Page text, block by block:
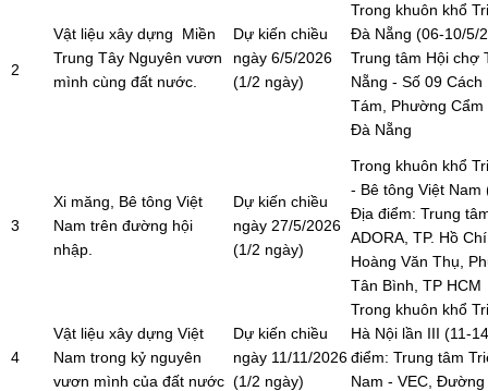
2
Vật liệu xây dựng Miền
Trung Tây Nguyên vươn
mình cùng đất nước.
Dự kiến chiều
ngày 6/5/2026
(1/2 ngày)
Trong khuôn khổ
Đà Nẵng (06-10/5/
Trung tâm Hội chợ
Nẵng - Số 09
Tám, Phường
Đà Nẵng
3
Xi măng, Bê tông Việt
Nam trên đường hội
nhập.
Dự kiến chiều
ngày 27/5/2026
(1/2 ngày)
Trong khuôn khổ
- Bê tông Việt Nam
Địa điểm: Trung
ADORA, TP. Hồ
Hoàng Văn Thụ,
Tân Bình, TP HCM
4
Vật liệu xây dựng Việt
Nam trong kỷ nguyên
vươn mình của đất nước
Dự kiến chiều
ngày 11/11/2026
(1/2 ngày)
Trong khuôn khổ
Hà Nội lần III (11-
điểm: Trung tâm
Nam - VEC,